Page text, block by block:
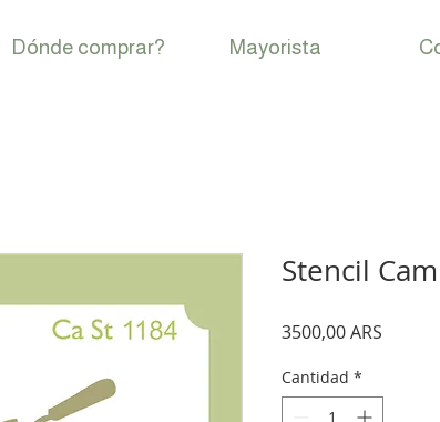
Dónde comprar? Mayorista
Stencil
3500,00 ARS
Cantidad *